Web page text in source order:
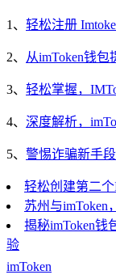
1、 轻松注册
2、 从imToken钱
3、 轻松掌握，
4、 深度解析，
5、 警惕诈骗新手
轻松创建第二
苏州与imToken
揭秘imToken钱
验
imToken